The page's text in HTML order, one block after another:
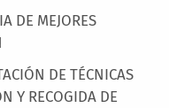
DE MEJORES
DE TÉCNICAS
Y RECOGIDA DE